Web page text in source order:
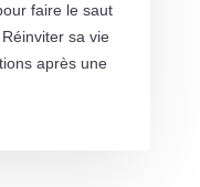
faire le saut
sa vie
après une